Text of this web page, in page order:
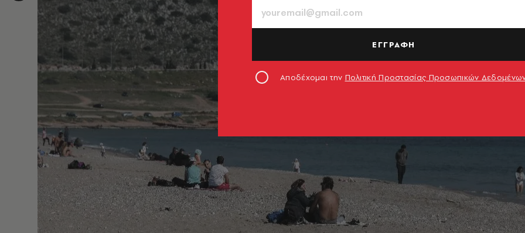
ΕΓΓΡΑΦΗ
Αποδέχομαι την Πολιτική Προστασίας Προσωπικών